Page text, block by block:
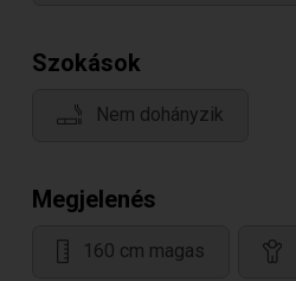
Szokások
Nem dohányzik
Megjelenés
160 cm magas